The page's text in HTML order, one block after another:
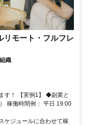
リモート・フルフレ
織
す！ 【実例1】 ◆副業と
稼働時間例： 平日 19:00
ケジュールに合わせて稼